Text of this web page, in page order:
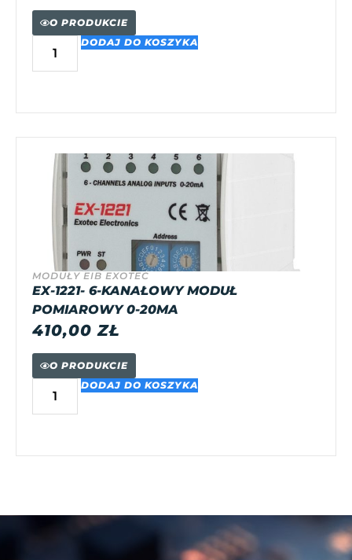
O PRODUKCIE
DODAJ DO KOSZYKA
MODUŁY EIB EXOTEC
EX-1221- 6-KANAŁOWY MODUŁ
POMIAROWY 0-20MA
410,00ZŁ
O PRODUKCIE
DODAJ DO KOSZYKA